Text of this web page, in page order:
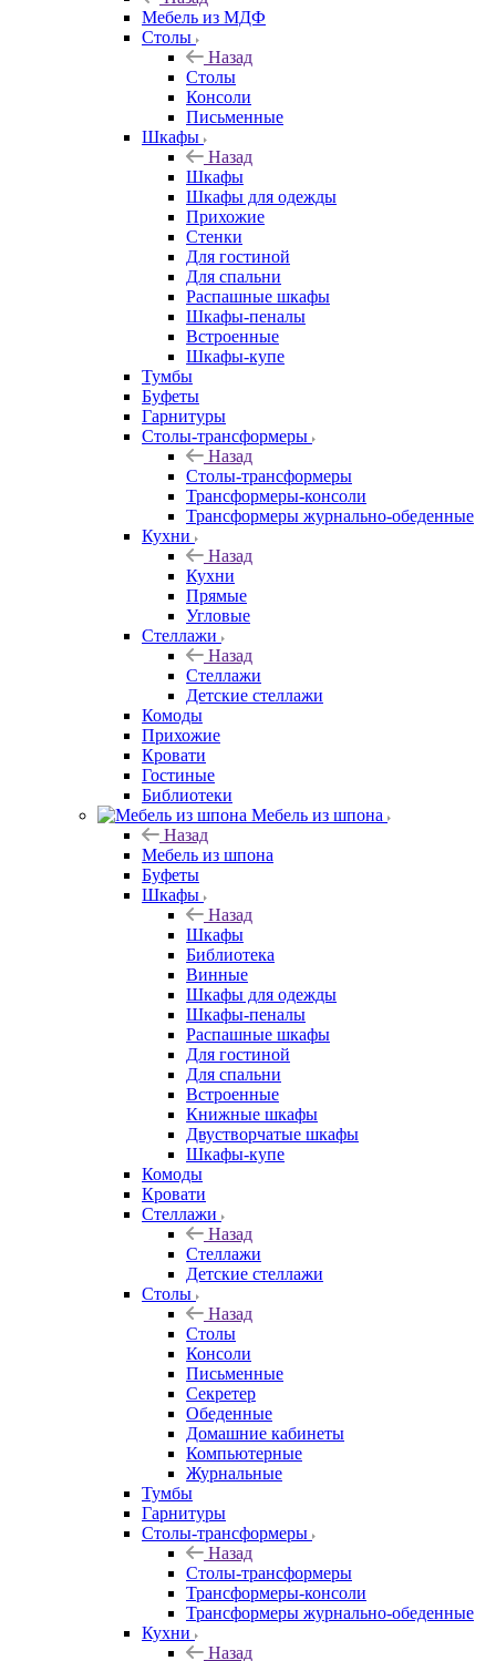
Мебель из МДФ
Столы
Назад
Столы
Консоли
Письменные
Шкафы
Назад
Шкафы
Шкафы для одежды
Прихожие
Стенки
Для гостиной
Для спальни
Распашные шкафы
Шкафы-пеналы
Встроенные
Шкафы-купе
Тумбы
Буфеты
Гарнитуры
Столы-трансформеры
Назад
Столы-трансформеры
Трансформеры-консоли
Трансформеры журнально-обеденные
Кухни
Назад
Кухни
Прямые
Угловые
Стеллажи
Назад
Стеллажи
Детские стеллажи
Комоды
Прихожие
Кровати
Гостиные
Библиотеки
Мебель из шпона
Назад
Мебель из шпона
Буфеты
Шкафы
Назад
Шкафы
Библиотека
Винные
Шкафы для одежды
Шкафы-пеналы
Распашные шкафы
Для гостиной
Для спальни
Встроенные
Книжные шкафы
Двустворчатые шкафы
Шкафы-купе
Комоды
Кровати
Стеллажи
Назад
Стеллажи
Детские стеллажи
Столы
Назад
Столы
Консоли
Письменные
Секретер
Обеденные
Домашние кабинеты
Компьютерные
Журнальные
Тумбы
Гарнитуры
Столы-трансформеры
Назад
Столы-трансформеры
Трансформеры-консоли
Трансформеры журнально-обеденные
Кухни
Назад